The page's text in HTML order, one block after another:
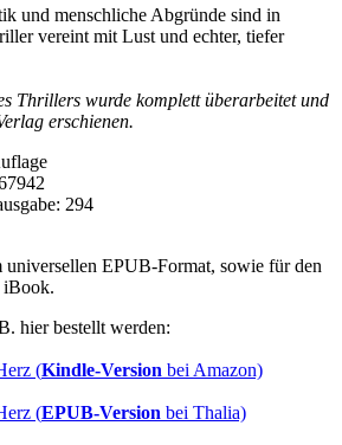
und menschliche Abgründe sind in
vereint mit Lust und echter, tiefer
Thrillers wurde komplett überarbeitet und
erschienen.
294
EPUB-Format, sowie für den
iBook.
hier bestellt werden:
(Kindle-Version bei Amazon)
(EPUB-Version bei Thalia)